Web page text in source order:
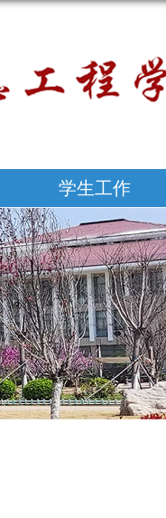
学生工作